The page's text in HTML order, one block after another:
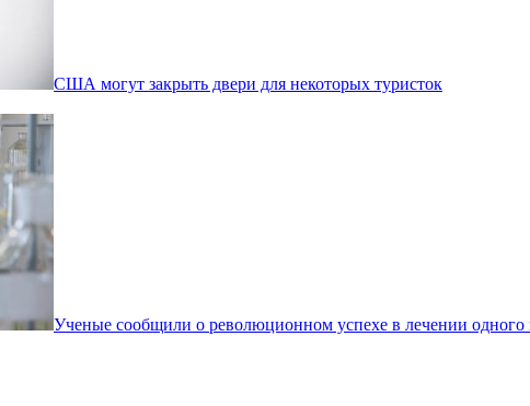
США могут закрыть двери для некоторых туристок
Ученые сообщили о революционном успехе в лечении одного